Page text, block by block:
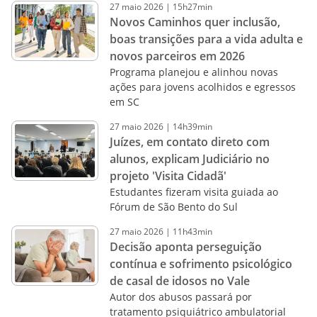
27 maio2026 | 15h27min
Novos Caminhos quer inclusão,
boas transições para a vida adulta e
novos parceiros em 2026
Programa planejou e alinhou novas
ações para jovens acolhidos e egressos
em SC
27 maio2026 | 14h39min
Juízes, em contato direto com
alunos, explicam Judiciário no
projeto 'Visita Cidadã'
Estudantes fizeram visita guiada ao
Fórum de São Bento do Sul
27 maio2026 | 11h43min
Decisão aponta perseguição
contínua e sofrimento psicológico
de casal de idosos no Vale
Autor dos abusos passará por
tratamento psiquiátrico ambulatorial